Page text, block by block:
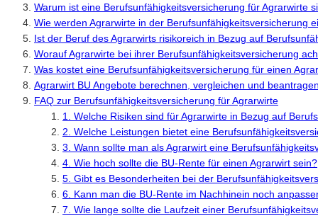
Warum ist eine Berufsunfähigkeitsversicherung für Agrarwirte
Wie werden Agrarwirte in der Berufsunfähigkeitsversicherung
Ist der Beruf des Agrarwirts risikoreich in Bezug auf
Worauf Agrarwirte bei ihrer Berufsunfähigkeitsversicherung
Was kostet eine Berufsunfähigkeitsversicherung für einen
Agrarwirt BU Angebote berechnen, vergleichen und
FAQ zur Berufsunfähigkeitsversicherung für Agrarwirte
1. Welche Risiken sind für Agrarwirte in Bezug auf
2. Welche Leistungen bietet eine
3. Wann sollte man als Agrarwirt eine
4. Wie hoch sollte die BU-Rente für einen Agrarwirt sein?
5. Gibt es Besonderheiten bei der
6. Kann man die BU-Rente im Nachhinein noch
7. Wie lange sollte die Laufzeit einer